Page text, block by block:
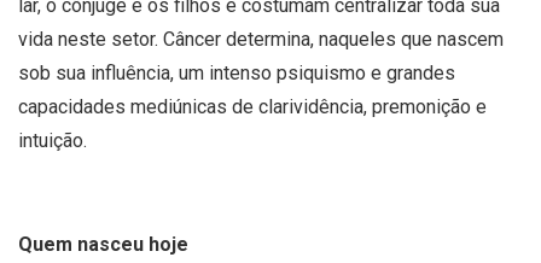
lar, o cônjuge e os filhos e costumam centralizar toda sua
vida neste setor. Câncer determina, naqueles que nascem
sob sua influência, um intenso psiquismo e grandes
capacidades mediúnicas de clarividência, premonição e
intuição.
Quem nasceu hoje